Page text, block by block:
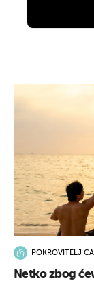
POKROVITELJ
Netko zbog